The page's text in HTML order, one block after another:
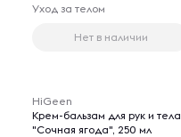
Уход за телом
Нет в наличии
HiGeen
Крем-бальзам для рук и тела
"Сочная ягода", 250 мл